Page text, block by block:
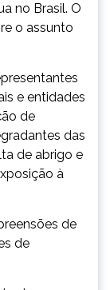
no Brasil. O
o assunto
e entidades
de
das
de abrigo e
à
de
de